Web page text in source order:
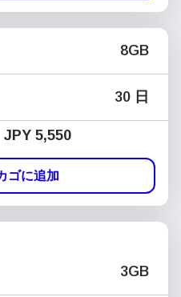
8GB
30 日
JPY 5,550
ゴに追加
3GB